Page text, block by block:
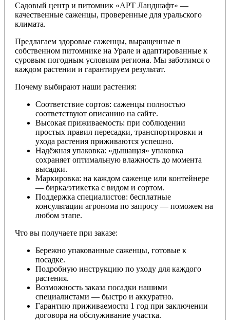
Садовый центр и питомник «АРТ Ландшафт» —
качественные саженцы, проверенные для уральского
климата.
Предлагаем здоровые саженцы, выращенные в
собственном питомнике на Урале и адаптированные к
суровым погодным условиям региона. Мы заботимся о
каждом растении и гарантируем результат.
Почему выбирают наши растения:
Соответствие сортов: саженцы полностью
соответствуют описанию на сайте.
Высокая приживаемость: при соблюдении
простых правил пересадки, транспортировки и
ухода растения приживаются успешно.
Надёжная упаковка: «дышащая» упаковка
сохраняет оптимальную влажность до момента
высадки.
Маркировка: на каждом саженце или контейнере
— бирка/этикетка с видом и сортом.
Поддержка специалистов: бесплатные
консультации агронома по запросу — поможем на
любом этапе.
Что вы получаете при заказе:
Бережно упакованные саженцы, готовые к
посадке.
Подробную инструкцию по уходу для каждого
растения.
Возможность заказа посадки нашими
специалистами — быстро и аккуратно.
Гарантию приживаемости 1 год при заключении
договора на обслуживание участка.